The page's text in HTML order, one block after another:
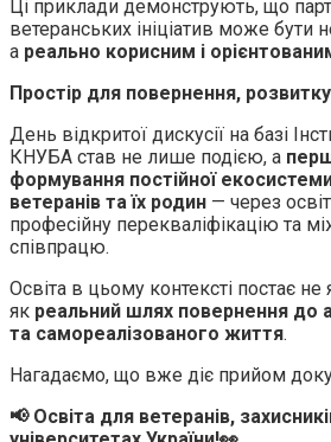
Ці приклади демонструють, що
ветеранських ініціатив може
а реально корисним і
Простір для повернення, розвитку
День відкритої дискусії на базі
КНУБА став не лише подією, а
формування постійної
ветеранів та їх родин — через
професійну перекваліфікацію та
співпрацю.
Освіта в цьому контексті постає
як реальний шлях повернення до
та самореалізованого життя.
Нагадаємо, що вже діє прийом
📢 Освіта для ветеранів,